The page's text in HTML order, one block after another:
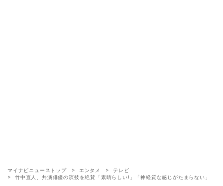
マイナビニューストップ エンタメ
テレビ
竹中直人、共演俳優の演技を絶賛「素晴らしい!」「神経質な感じがたまらない」